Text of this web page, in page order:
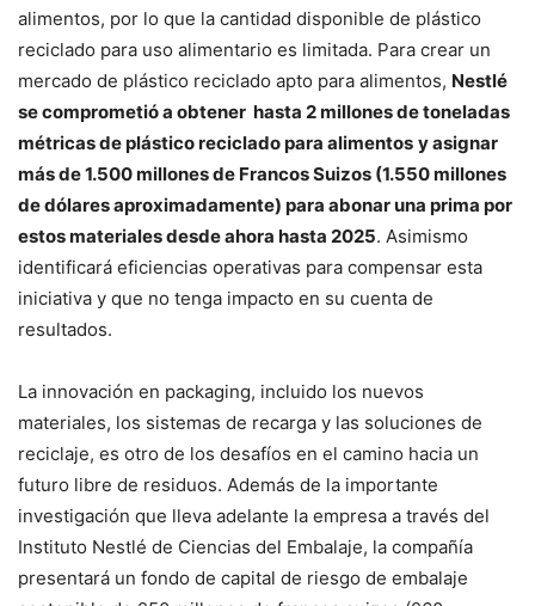
alimentos, por lo que la cantidad disponible de plástico
reciclado para uso alimentario es limitada. Para crear un
mercado de plástico reciclado apto para alimentos, Nestlé
se comprometió a obtener hasta 2 millones de toneladas
métricas de plástico reciclado para alimentos y asignar
más de 1.500 millones de Francos Suizos (1.550 millones
de dólares aproximadamente) para abonar una prima por
estos materiales desde ahora hasta 2025. Asimismo
identificará eficiencias operativas para compensar esta
iniciativa y que no tenga impacto en su cuenta de
resultados.
La innovación en packaging, incluido los nuevos
materiales, los sistemas de recarga y las soluciones de
reciclaje, es otro de los desafíos en el camino hacia un
futuro libre de residuos. Además de la importante
investigación que lleva adelante la empresa a través del
Instituto Nestlé de Ciencias del Embalaje, la compañía
presentará un fondo de capital de riesgo de embalaje